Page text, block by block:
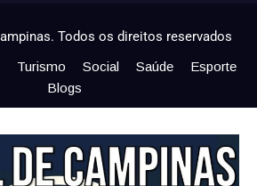
Todos os direitos reservados
Turismo Social Saúde
Esporte
Blogs